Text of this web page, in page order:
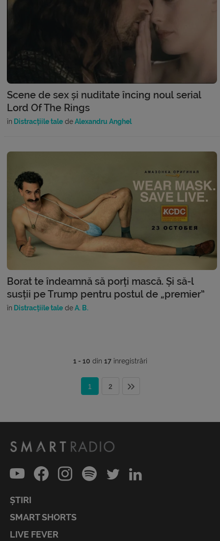
Scene de sex și nuditate încing noul serial
Lord Of The Rings
în Distracțiile tale deAlexandru Anghel
Borat te îndeamnă să porți mască. Și să-l
susții pe Trump pentru postul de „premier”
în Distracțiile tale deA. B.
1 - 10 din 17înregistrări
1 2
ȘTIRI
SMART SHORTS
LIVE FEVER